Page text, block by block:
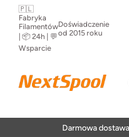
🇵🇱
Fabryka
Filamentów
| 📦 24h | 💬
Wsparcie
Doświadczenie
od 2015 roku
Darmowa dostawa |